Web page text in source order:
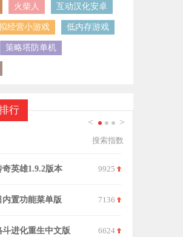
火柴人 互动汉化安卓
经营小游戏 低内存游戏
策略塔防单机
行
< >
搜索指数
6115
人小游戏 6972
争遗产正版 9544